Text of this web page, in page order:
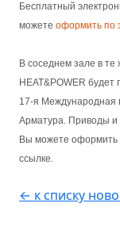
Бесплатный
можете оформить по
В соседнем зале в те
HEAT&POWER будет
17-я Международная
Арматура. Приводы и
Вы можете оформить
ссылке.
← к списку